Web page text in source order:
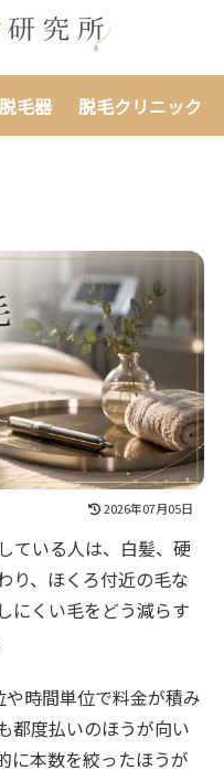
脱毛器 脱毛クリニック
すすめ8選｜白髪や硬
べられる！
2026年07月05日
ている人は、白髪、硬
り、ほくろ付近の毛な
にくい毛をどう減らす
時間単位で料金が積み
都度払いのほうが向い
に本数を絞ったほうが